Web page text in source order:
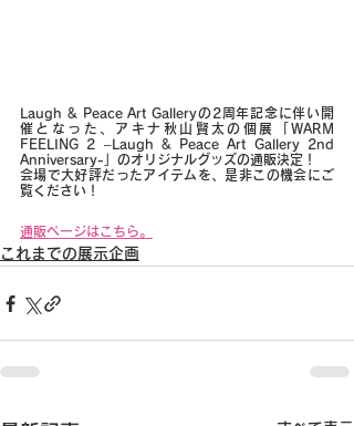
Laugh & Peace Art Galleryの2周年記念に伴い開
催となった、アキナ秋山賢太の個展「WARM
FEELING 2 –Laugh & Peace Art Gallery 2nd
Anniversary-」のオリジナルグッズの通販決定！
会場で大好評だったアイテムを、是非この機会にご
覧ください！
通販ページはこちら。
これまでの展示企画